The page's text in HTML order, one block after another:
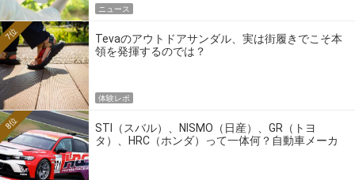
ニュース
Tevaのアウトドアサンダル、実は街履きでこそ本
領を発揮するのでは？
7位
体験レポ
STI（スバル）、NISMO（日産）、GR（トヨ
タ）、HRC（ホンダ）って一体何？自動車メーカ
8位